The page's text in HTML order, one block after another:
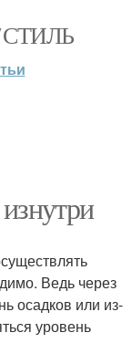
СТИЛЬ
Ведь через
осадков или из-
уровень